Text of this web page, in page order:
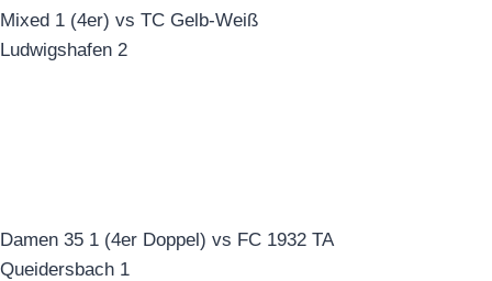
Mixed 1 (4er) vs TC Gelb-Weiß
Ludwigshafen 2
Damen 35 1 (4er Doppel) vs FC 1932 TA
Queidersbach 1